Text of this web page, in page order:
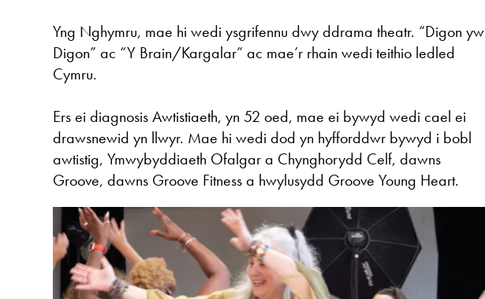
Yng Nghymru, mae hi wedi ysgrifennu dwy ddrama theatr. “Digon yw
Digon” ac “Y Brain/Kargalar” ac mae’r rhain wedi teithio ledled
Cymru.
Ers ei diagnosis Awtistiaeth, yn 52 oed, mae ei bywyd wedi cael ei
drawsnewid yn llwyr. Mae hi wedi dod yn hyfforddwr bywyd i bobl
awtistig, Ymwybyddiaeth Ofalgar a Chynghorydd Celf, dawns
Groove, dawns Groove Fitness a hwylusydd Groove Young Heart.